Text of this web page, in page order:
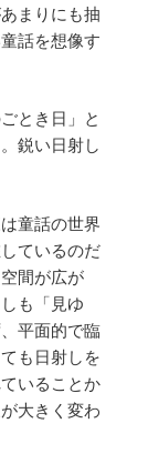
まりにも抽
話を想像す
とき日」と
鋭い日射し
童話の世界
ているのだ
間が広が
も「見ゆ
平面的で臨
も日射しを
いることか
大きく変わ